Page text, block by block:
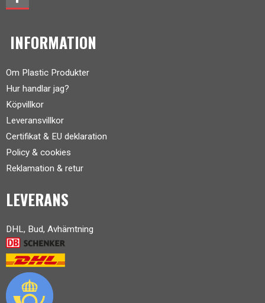
INFORMATION
Om Plastic Produkter
Hur handlar jag?
Köpvillkor
Leveransvillkor
Certifikat & EU deklaration
Policy & cookies
Reklamation & retur
LEVERANS
DHL, Bud, Avhämtning